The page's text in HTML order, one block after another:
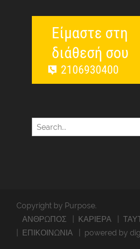
Είμαστε στη
διάθεσή σου
2106930400
Copyright by Purpose.
ΑΝΘΡΩΠΟΣ
ΚΑΡΙΕΡΑ
ΕΠΙΚΟΙΝΩΝΙΑ
powered by